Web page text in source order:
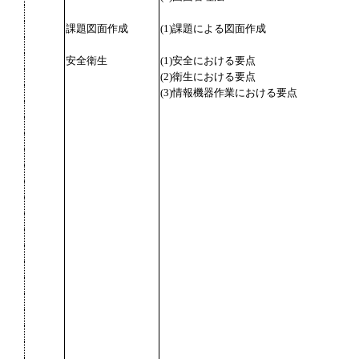
課題図面作成 (1)課題による図面作成
安全衛生
(1)安全における要点
(2)衛生における要点
(3)情報機器作業における要点